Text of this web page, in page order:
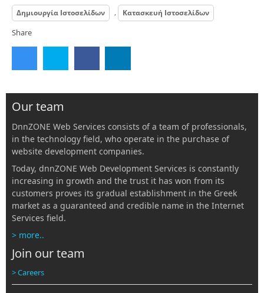
Δημιουργία Ιστοσελίδων , Κατασκευή Ιστοσελίδων
Share
Our team
DnnZONE Web Services consists of a team of professionals,
in the technology field, who operate in the purchase of
website development companies.
Today, dnnZONE Web Development Services is constantly
increasing in growth and the trust it has won from its
customers proves its gradual establishment in the Greek
market as a guaranteed and credible name in the Internet
Services field.
> more..
Join our team
> Careers